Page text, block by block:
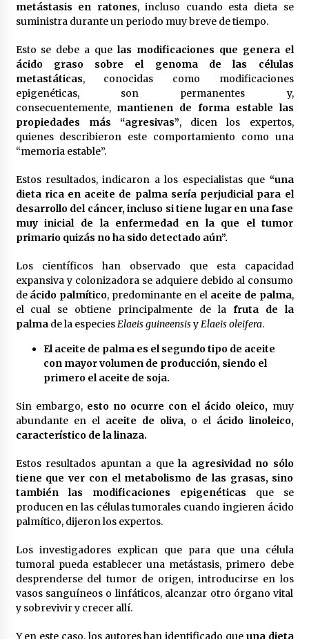
México libraría posible arancel de EE.UU. en
85% de sus exportaciones
metástasis en ratones, incluso cuando esta dieta se
suministra durante un periodo muy breve de tiempo.
Esto se debe a que las modificaciones que genera el
ácido graso sobre el genoma de las células
metastáticas, conocidas como modificaciones
epigenéticas, son permanentes y,
consecuentemente, mantienen de forma estable las
propiedades más “agresivas”, dicen los expertos,
quienes describieron este comportamiento como una
“memoria estable”.
Estos resultados, indicaron a los especialistas que “una
dieta rica en aceite de palma sería perjudicial para el
desarrollo del cáncer, incluso si tiene lugar en una fase
muy inicial de la enfermedad en la que el tumor
primario quizás no ha sido detectado aún”.
Los científicos han observado que esta capacidad
expansiva y colonizadora se adquiere debido al consumo
de ácido palmítico, predominante en el aceite de palma,
el cual se obtiene principalmente de la fruta de la
palma de la especiesElaeis guineensisyElaeis oleifera.
El aceite de palma es el segundo tipo de aceite
con mayor volumen de producción, siendo el
primero el aceite de soja.
Sin embargo,esto no ocurre con el ácido oleico, muy
abundante en elaceite de oliva, o el ácido linoleico,
característico de la linaza.
Estos resultados apuntan a que la agresividad no sólo
tiene que ver con el metabolismo de las grasas, sino
también las modificaciones epigenéticas que se
producen en las células tumorales cuando ingieren ácido
palmítico, dijeron los expertos.
Los investigadores explican que para que una célula
tumoral pueda establecer una metástasis, primero debe
desprenderse del tumor de origen, introducirse en los
vasos sanguíneos o linfáticos, alcanzar otro órgano vital
y sobrevivir y crecer allí.
Y en este caso, los autores han identificado que una dieta